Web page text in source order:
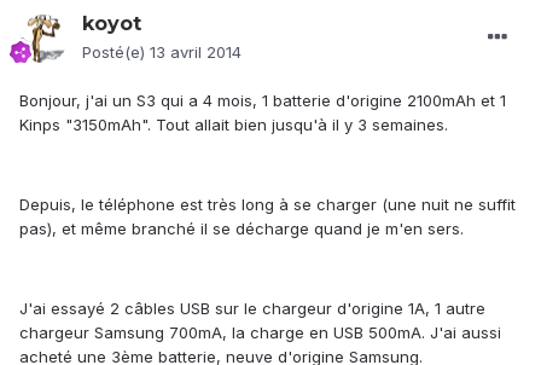
koyot
Posté(e) 13 avril 2014
Bonjour, j'ai un S3 qui a 4 mois, 1 batterie d'origine 2100mAh et 1
Kinps "3150mAh". Tout allait bien jusqu'à il y 3 semaines.
Depuis, le téléphone est très long à se charger (une nuit ne suffit
pas), et même branché il se décharge quand je m'en sers.
J'ai essayé 2 câbles USB sur le chargeur d'origine 1A, 1 autre
chargeur Samsung 700mA, la charge en USB 500mA. J'ai aussi
acheté une 3ème batterie, neuve d'origine Samsung.